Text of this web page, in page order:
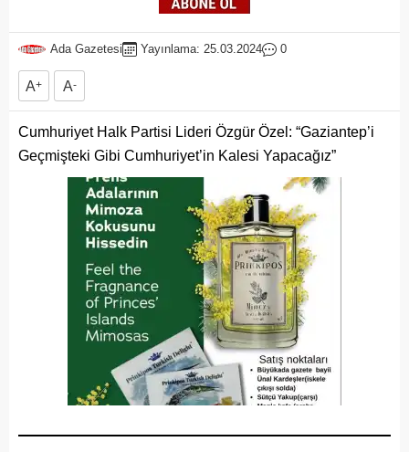
Ada Gazetesi Yayınlama: 25.03.2024 0
A+ A-
Cumhuriyet Halk Partisi Lideri Özgür Özel: “Gaziantep’i
Geçmişteki Gibi Cumhuriyet’in Kalesi Yapacağız”